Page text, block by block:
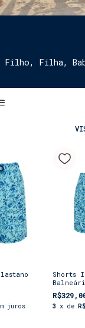
Filho, Filha,
juros
Shorts
3 x de